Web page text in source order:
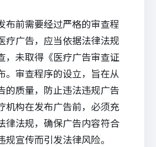
布前需要经过严格的审查程
疗广告，应当依据法律法规
，未取得《医疗广告审查证
。审查程序的设立，旨在从
的质量，防止违法违规广告
机构在发布广告前，必须充
律法规，确保广告内容符合
宣传而引发法律风险。